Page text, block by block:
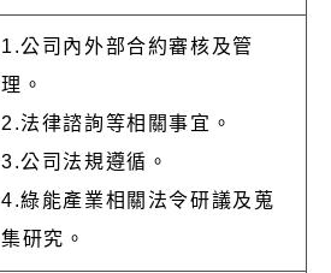
1.公司內外部合約審核及管
理。
2.法律諮詢等相關事宜。
3.公司法規遵循。
4.綠能產業相關法令研議及蒐
集研究。